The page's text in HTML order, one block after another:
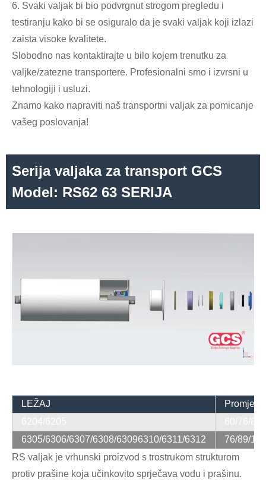
6. Svaki valjak bi bio podvrgnut strogom pregledu i
testiranju kako bi se osiguralo da je svaki valjak koji izlazi
zaista visoke kvalitete.
Slobodno nas kontaktirajte u bilo kojem trenutku za
valjke/zatezne transportere. Profesionalni smo i izvrsni u
tehnologiji i usluzi.
Znamo kako napraviti naš transportni valjak za pomicanje
vašeg poslovanja!
Serija valjaka za transport GCS
Model: RS62 63 SERIJA
LEŽAJ
Promjer
6305/6306/6307/6308/63096310/6311/6312
76/89/
RS valjak je vrhunski proizvod s trostrukom strukturom
protiv prašine koja učinkovito sprječava vodu i prašinu.